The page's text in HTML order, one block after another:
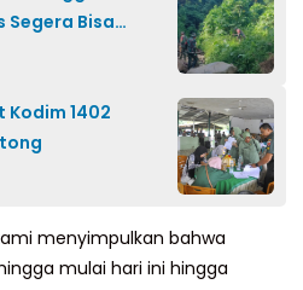
Segera Bisa
Kodim 1402
menyimpulkan bahwa
mulai hari ini hingga